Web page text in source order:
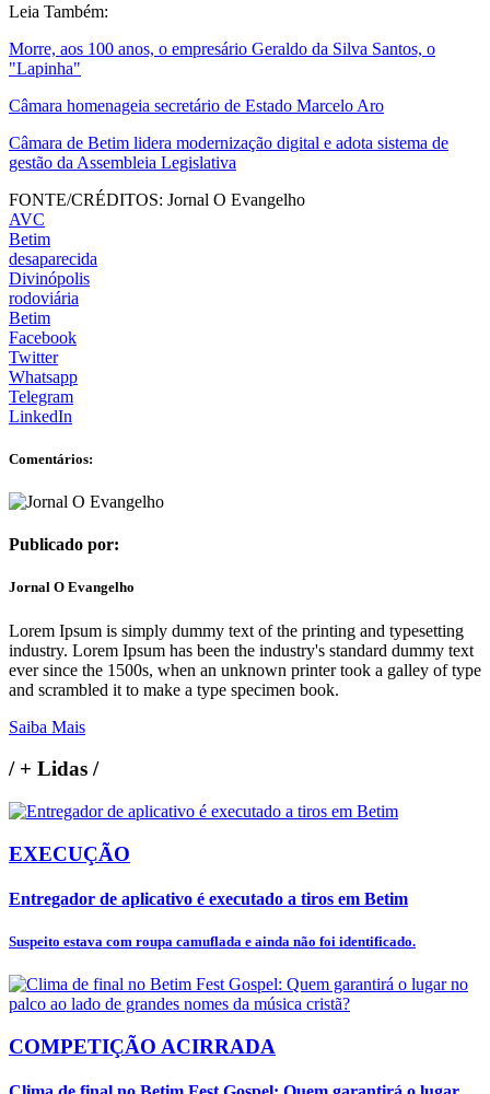
Leia Também:
Morre, aos 100 anos, o empresário Geraldo da Silva Santos, o
"Lapinha"
Câmara homenageia secretário de Estado Marcelo Aro
Câmara de Betim lidera modernização digital e adota sistema de
gestão da Assembleia Legislativa
FONTE/CRÉDITOS: Jornal O Evangelho
AVC
Betim
desaparecida
Divinópolis
rodoviária
Betim
Facebook
Twitter
Whatsapp
Telegram
LinkedIn
Comentários:
Publicado por:
Jornal O Evangelho
Lorem Ipsum is simply dummy text of the printing and typesetting
industry. Lorem Ipsum has been the industry's standard dummy text
ever since the 1500s, when an unknown printer took a galley of type
and scrambled it to make a type specimen book.
Saiba Mais
/+ Lidas /
EXECUÇÃO
Entregador de aplicativo é executado a tiros em Betim
Suspeito estava com roupa camuflada e ainda não foi identificado.
COMPETIÇÃO ACIRRADA